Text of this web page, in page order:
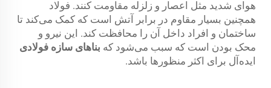
هوای شدید مثل اعصار و زلزله مقاومت کنند. فولاد
همچنین بسیار مقاوم در برابر آتش است که کمک می‌کند تا
ساختمان و افراد داخل آن را محافظت کند. این نیرو و
محک بودن است که سبب می‌شود که بناهای سازه فولادی
ایده‌آل برای اکثر منظورها باشد.